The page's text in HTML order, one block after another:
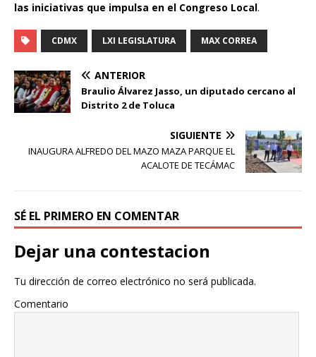
las iniciativas que impulsa en el Congreso Local.
CDMX LXI LEGISLATURA MAX CORREA
ANTERIOR
Braulio Álvarez Jasso, un diputado cercano al
Distrito 2 de Toluca
SIGUIENTE
INAUGURA ALFREDO DEL MAZO MAZA PARQUE EL
ACALOTE DE TECÁMAC
SÉ EL PRIMERO EN COMENTAR
Dejar una contestacion
Tu dirección de correo electrónico no será publicada.
Comentario